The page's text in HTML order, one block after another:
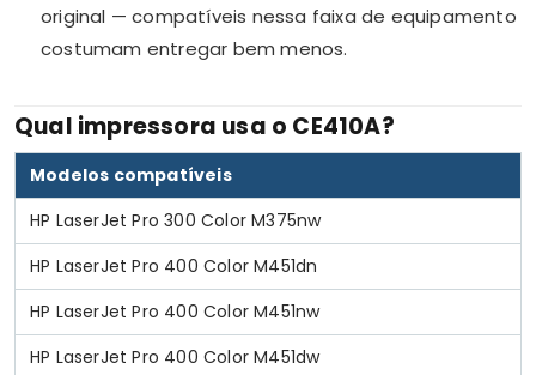
original — compatíveis nessa faixa de equipamento
costumam entregar bem menos.
Qual impressora usa o CE410A?
Modelos compatíveis
HP LaserJet Pro 300 Color M375nw
HP LaserJet Pro 400 Color M451dn
HP LaserJet Pro 400 Color M451nw
HP LaserJet Pro 400 Color M451dw